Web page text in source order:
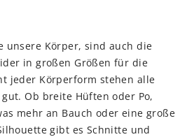
unsere Körper, sind auch die
in großen Größen für die
jeder Körperform stehen alle
Ob breite Hüften oder Po,
mehr an Bauch oder eine große
gibt es Schnitte und